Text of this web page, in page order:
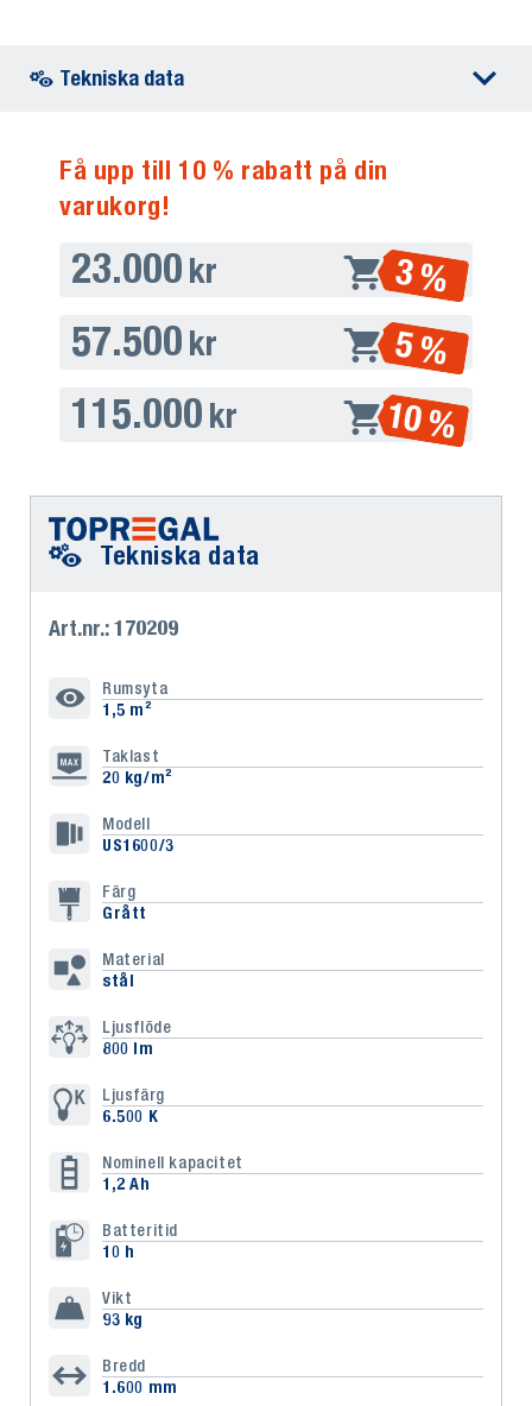
Tekniska data
Få upp till 10 % rabatt på din
varukorg!
23.000 kr 3 %
57.500 kr 5 %
115.000 kr 10 %
Tekniska data
Art.nr.: 170209
Rumsyta
1,5 m²
Taklast
20 kg/m²
Modell
US1600/3
Färg
Grått
Material
stål
Ljusflöde
800 lm
Ljusfärg
6.500 K
Nominell kapacitet
1,2 Ah
Batteritid
10 h
Vikt
93 kg
Bredd
1.600 mm